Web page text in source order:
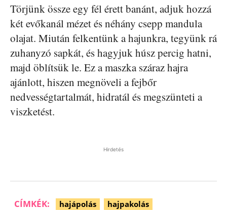
Törjünk össze egy fél érett banánt, adjuk hozzá
két evőkanál mézet és néhány csepp mandula
olajat. Miután felkentünk a hajunkra, tegyünk rá
zuhanyzó sapkát, és hagyjuk húsz percig hatni,
majd öblítsük le. Ez a maszka száraz hajra
ajánlott, hiszen megnöveli a fejbőr
nedvességtartalmát, hidratál és megszünteti a
viszketést.
Hirdetés
CÍMKÉK: hajápolás hajpakolás